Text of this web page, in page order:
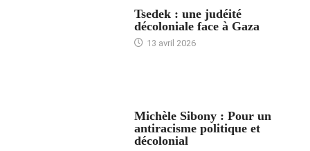
Tsedek : une judéité
décoloniale face à Gaza
13 avril 2026
Michèle Sibony : Pour un
antiracisme politique et
décolonial